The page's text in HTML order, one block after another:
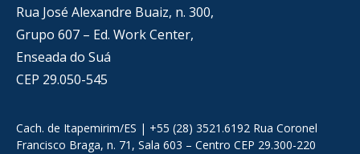
Rua José Alexandre Buaiz, n. 300,
Grupo 607 – Ed. Work Center,
Enseada do Suá
CEP 29.050-545
Cach. de Itapemirim/ES | +55 (28) 3521.6192 Rua Coronel
Francisco Braga, n. 71, Sala 603 – Centro CEP 29.300-220